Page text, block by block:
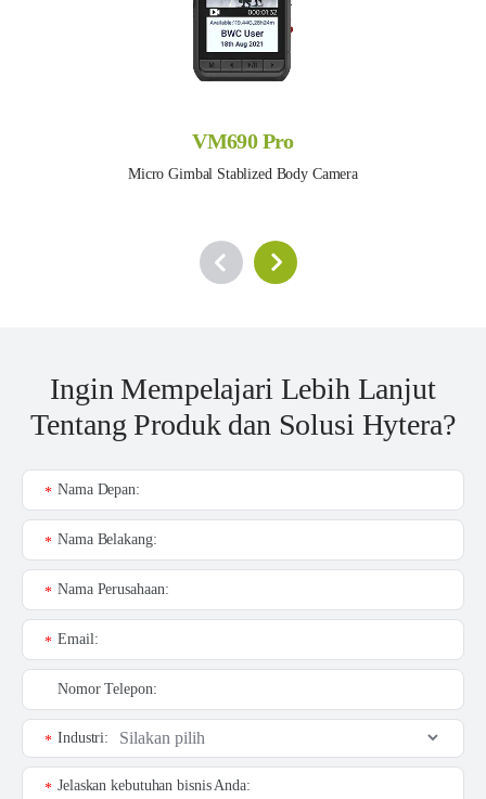
VM690 Pro
Micro Gimbal Stablized Body Camera
Ingin Mempelajari Lebih Lanjut
Tentang Produk dan Solusi Hytera?
Nama Depan:
*
Nama Belakang:
*
Nama Perusahaan:
*
Email:
*
Nomor Telepon:
Industri:
*
Jelaskan kebutuhan bisnis Anda:
*